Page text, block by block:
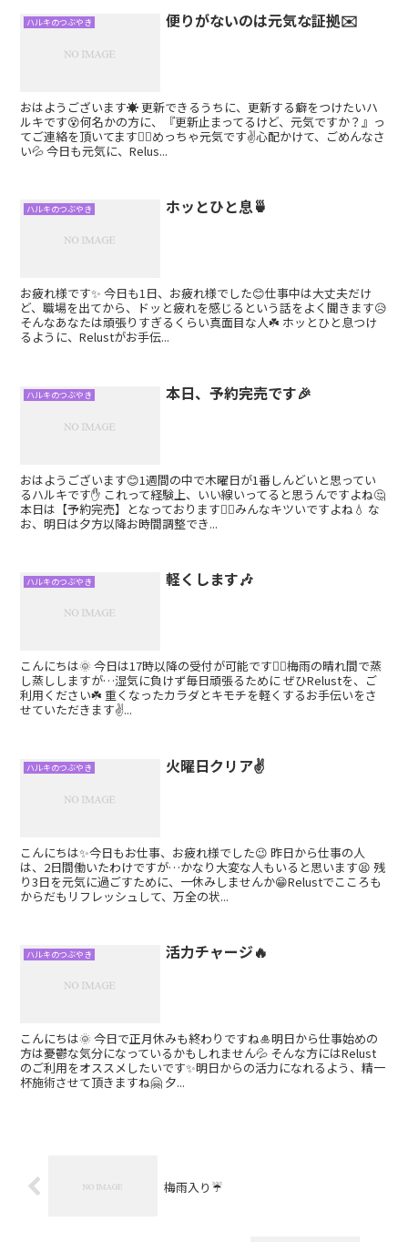
ハルキのつぶやき 便りがないのは元気な証拠✉️
おはようございます☀️ 更新できるうちに、更新する癖をつけたいハ
ルキです😵何名かの方に、『更新止まってるけど、元気ですか？』っ
てご連絡を頂いてます🙇‍♂️めっちゃ元気です✌️心配かけて、ごめんなさ
い💦 今日も元気に、Relus...
ハルキのつぶやき ホッとひと息🍵
お疲れ様です✨ 今日も1日、お疲れ様でした😊仕事中は大丈夫だけ
ど、職場を出てから、ドッと疲れを感じるという話をよく聞きます😥
そんなあなたは頑張りすぎるくらい真面目な人☘️ ホッとひと息つけ
るように、Relustがお手伝...
ハルキのつぶやき 本日、予約完売です🎉
おはようございます😊1週間の中で木曜日が1番しんどいと思ってい
るハルキです✋ これって経験上、いい線いってると思うんですよね🤔
本日は【予約完売】となっております🙇‍♂️みんなキツいですよね💧 な
お、明日は夕方以降お時間調整でき...
ハルキのつぶやき 軽くします🎶
こんにちは🌞 今日は17時以降の受付が可能です🙆‍♀️梅雨の晴れ間で蒸
し蒸ししますが…湿気に負けず毎日頑張るために ぜひRelustを、ご
利用ください☘️ 重くなったカラダとキモチを軽くするお手伝いをさ
せていただきます✌...
ハルキのつぶやき 火曜日クリア✌️
こんにちは✨今日もお仕事、お疲れ様でした😉 昨日から仕事の人
は、2日間働いたわけですが…かなり大変な人もいると思います😫 残
り3日を元気に過ごすために、一休みしませんか😁Relustでこころも
からだもリフレッシュして、万全の状...
ハルキのつぶやき 活力チャージ🔥
こんにちは🌞 今日で正月休みも終わりですね🎍明日から仕事始めの
方は憂鬱な気分になっているかもしれません💦 そんな方にはRelust
のご利用をオススメしたいです✨明日からの活力になれるよう、精一
杯施術させて頂きますね🤗 夕...
梅雨入り☔